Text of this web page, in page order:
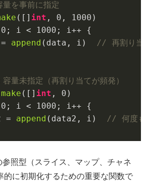
を事前に指定
([] int , 0 , 1000
0 ; i < 1000 ; i++ {
append (data, i) // 再割り当
量未指定（再割り当てが頻発）
make ([] int , 0
0 ; i < 1000 ; i++ {
=
append (data2, i) // 何度も
参照型（スライス、マップ、チャネ
的に初期化するための重要な関数で